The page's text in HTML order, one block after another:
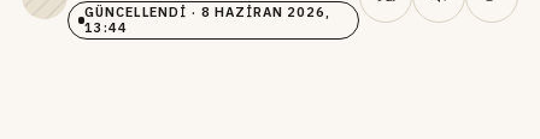
GÜNCELLENDI · 8 HAZIRAN 2026,
13:44